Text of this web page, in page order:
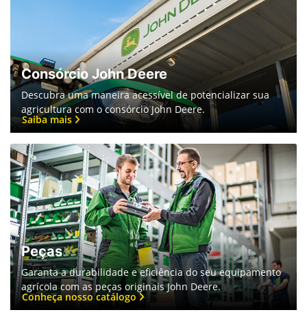
Consórcio John Deere
Descubra uma maneira acessível de potencializar sua
agricultura com o consórcio John Deere.
Saiba mais
Peças
Garanta a durabilidade e eficiência do seu equipamento
agrícola com as peças originais John Deere.
Conheça nosso catálogo